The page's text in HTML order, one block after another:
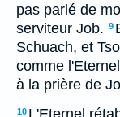
pas parlé de
serviteur Job. 9
Schuach, et
comme
à la prière de
10 L'Eternel